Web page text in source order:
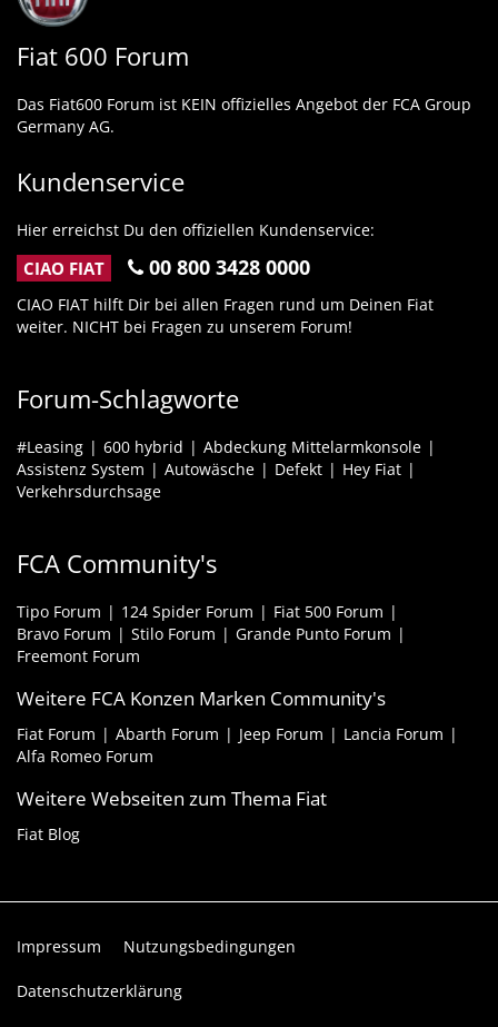
Fiat 600 Forum
Das Fiat600 Forum ist KEIN offizielles Angebot der FCA Group
Germany AG.
Kundenservice
Hier erreichst Du den offiziellen Kundenservice:
CIAO FIAT 00 800 3428 0000
CIAO FIAT hilft Dir bei allen Fragen rund um Deinen Fiat
weiter. NICHT bei Fragen zu unserem Forum!
Forum-Schlagworte
#Leasing 600 hybrid
Abdeckung Mittelarmkonsole
Assistenz System
Autowäsche Defekt
Hey Fiat
Verkehrsdurchsage
FCA Community's
Tipo Forum 124 Spider Forum
Fiat 500 Forum
Bravo Forum
Stilo Forum
Grande Punto Forum
Freemont Forum
Weitere FCA Konzen Marken Community's
Fiat Forum Abarth Forum Jeep Forum
Lancia Forum
Alfa Romeo Forum
Weitere Webseiten zum Thema Fiat
Fiat Blog
Impressum Nutzungsbedingungen
Datenschutzerklärung